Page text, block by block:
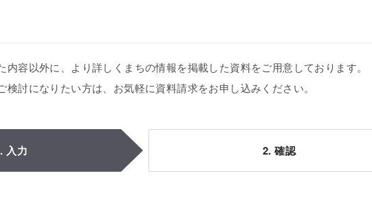
内容以外に、より詳しくまちの情報を掲載した資料をご用意しております。
検討になりたい方は、お気軽に資料請求をお申し込みください。
入力 2. 確認